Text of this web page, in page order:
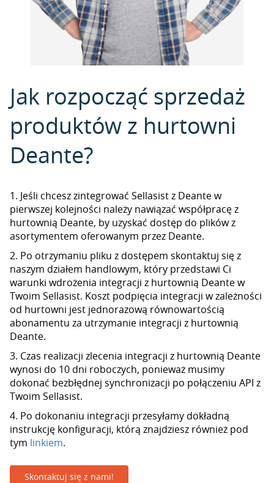
Jak rozpocząć sprzedaż
produktów z hurtowni
Deante?
1. Jeśli chcesz zintegrować Sellasist z Deante w
pierwszej kolejności należy nawiązać współpracę z
hurtownią Deante, by uzyskać dostęp do plików z
asortymentem oferowanym przez Deante.
2. Po otrzymaniu pliku z dostępem skontaktuj się z
naszym działem handlowym, który przedstawi Ci
warunki wdrożenia integracji z hurtownią Deante w
Twoim Sellasist. Koszt podpięcia integracji w zależności
od hurtowni jest jednorazową równowartością
abonamentu za utrzymanie integracji z hurtownią
Deante.
3. Czas realizacji zlecenia integracji z hurtownią Deante
wynosi do 10 dni roboczych, ponieważ musimy
dokonać bezbłędnej synchronizacji po połączeniu API z
Twoim Sellasist.
4. Po dokonaniu integracji przesyłamy dokładną
instrukcję konfiguracji, którą znajdziesz również pod
tym linkiem.
Skontaktuj się z nami!